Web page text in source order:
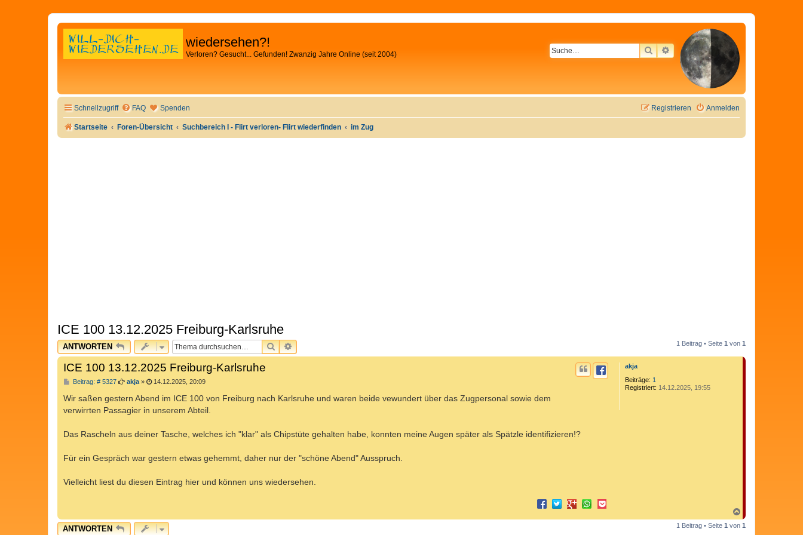
wiedersehen?!
Verloren? Gesucht... Gefunden! Zwanzig Jahre Online (seit 2004) SUCHEERWEITERTE SUCHE
Schnellzugriff FAQ Spenden Anmelden
Registrieren
Startseite Foren-Übersicht Suchbereich I - Flirt verloren- Flirt wiederfinden im Zug
ICE 100 13.12.2025 Freiburg-Karlsruhe
ANTWORTEN SUCHEERWEITERTE SUCHE 1 Beitrag • Seite 1 von 1
akja
Beiträge: 1
Registriert: 14.12.2025, 19:55
ICE 100 13.12.2025 Freiburg-Karlsruhe
Beitrag: # 5327B
i
r
akja» 14.12.2025, 20:09
Wir saßen gestern Abend im ICE 100 von Freiburg nach Karlsruhe und waren beide vewundert über das Zugpersonal sowie dem
verwirrten Passagier in unserem Abteil.
Das Rascheln aus deiner Tasche, welches ich "klar" als Chipstüte gehalten habe, konnten meine Augen später als Spätzle identifizieren!?
Für ein Gespräch war gestern etwas gehemmt, daher nur der "schöne Abend" Ausspruch.
Vielleicht liest du diesen Eintrag hier und können uns wiedersehen.
a
c
ANTWORTEN 1 Beitrag • Seite 1 von 1